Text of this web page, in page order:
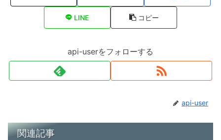
LINE コピー
api-userをフォローする
api-user
関連記事